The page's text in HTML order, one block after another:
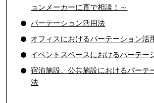
ョンメーカーに直で相談！～
パーテーション活用法
オフィスにおけるパーテーション活
イベントスペースにおけるパーテー
宿泊施設、公共施設におけるパーテ
法